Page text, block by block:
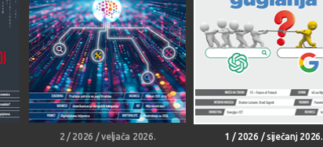
2 / 2026 / veljača 2026. 1 / 2026 / siječanj 2026.